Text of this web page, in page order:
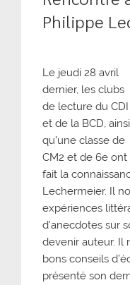
Philippe
Le jeudi 28 avril
dernier, les clubs
de lecture du CDI
et de la BCD, ainsi
qu’une classe de
CM2 et de 6e ont
fait la
Lechermeier. Il
expériences
d’anecdotes sur
devenir auteur. Il
bons conseils
présenté son